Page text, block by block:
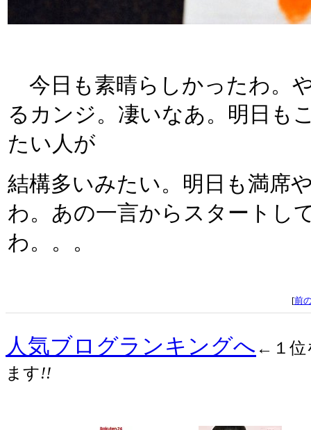
今日も素晴らしかったわ。
るカンジ。凄いなあ。明日も
たい人が
結構多いみたい。明日も満席
わ。あの一言からスタートし
わ。。。
[前
人気ブログランキングへ ←１位
ます!!